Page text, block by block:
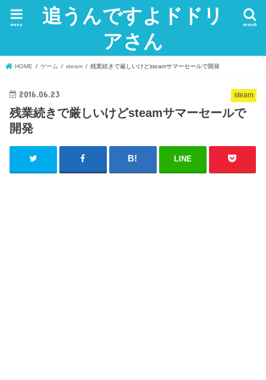
追うんですよドドリ
アさん
search
menu
HOME ゲーム steam 残業続きで厳しいけどsteamサマーセールで開発
steam
2016.06.23
残業続きで厳しいけどsteamサマーセールで
開発
LINE